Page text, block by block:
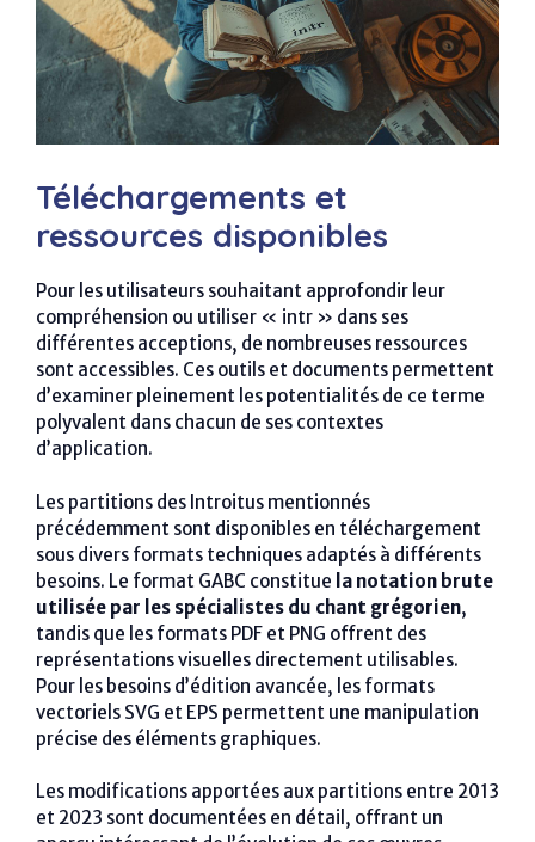
Téléchargements et
ressources disponibles
Pour les utilisateurs souhaitant approfondir leur
compréhension ou utiliser « intr » dans ses
différentes acceptions, de nombreuses ressources
sont accessibles. Ces outils et documents permettent
d’examiner pleinement les potentialités de ce terme
polyvalent dans chacun de ses contextes
d’application.
Les partitions des Introitus mentionnés
précédemment sont disponibles en téléchargement
sous divers formats techniques adaptés à différents
besoins. Le format GABC constitue la notation brute
utilisée par les spécialistes du chant grégorien,
tandis que les formats PDF et PNG offrent des
représentations visuelles directement utilisables.
Pour les besoins d’édition avancée, les formats
vectoriels SVG et EPS permettent une manipulation
précise des éléments graphiques.
Les modifications apportées aux partitions entre 2013
et 2023 sont documentées en détail, offrant un